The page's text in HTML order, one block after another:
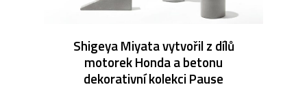
Shigeya Miyata vytvořil z dílů
motorek Honda a betonu
dekorativní kolekci Pause